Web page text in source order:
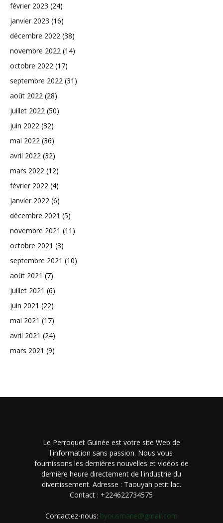
février 2023 (24)
janvier 2023 (16)
décembre 2022 (38)
novembre 2022 (14)
octobre 2022 (17)
septembre 2022 (31)
août 2022 (28)
juillet 2022 (50)
juin 2022 (32)
mai 2022 (36)
avril 2022 (32)
mars 2022 (12)
février 2022 (4)
janvier 2022 (6)
décembre 2021 (5)
novembre 2021 (11)
octobre 2021 (3)
septembre 2021 (10)
août 2021 (7)
juillet 2021 (6)
juin 2021 (22)
mai 2021 (17)
avril 2021 (24)
mars 2021 (9)
Le Perroquet Guinée est votre site Web de
l'information sans passion. Nous vous
fournissons les dernières nouvelles et vidéos de
dernière heure directement de l'industrie du
divertissement. Adresse : Taouyah petit lac.
Contact : +224622734575
Contactez-nous: byousmane@gmail.com